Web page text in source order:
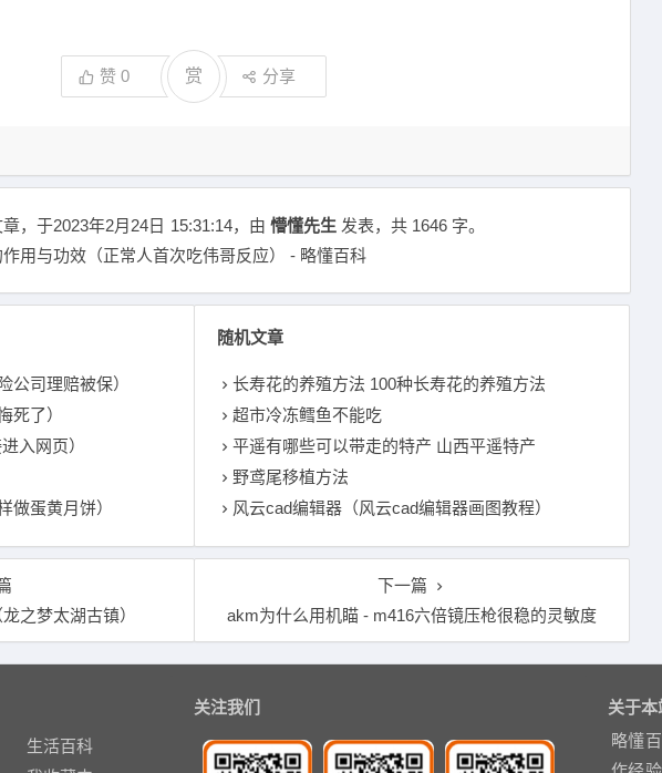
赞 0 赏 分享
，于2023年2月24日 15:31:14，由 懵懂先生 发表，共 1646 字。
用与功效（正常人首次吃伟哥反应） - 略懂百科
公司理赔被保）
死了）
入网页）
做蛋黄月饼）
随机文章
长寿花的养殖方法 100种长寿花的养殖方法
超市冷冻鳕鱼不能吃
平遥有哪些可以带走的特产 山西平遥特产
野鸢尾移植方法
风云cad编辑器（风云cad编辑器画图教程）
之梦太湖古镇）
下一篇
akm为什么用机瞄 - m416六倍镜压枪很稳的灵敏度
生活百科
关注我们
关于本
略懂